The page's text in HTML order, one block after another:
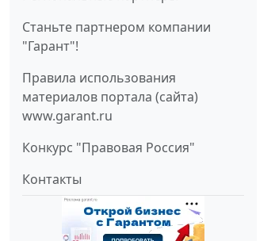
Станьте партнером компании
"Гарант"!
Правила использования
материалов портала (сайта)
www.garant.ru
Конкурс "Правовая Россия"
Контакты